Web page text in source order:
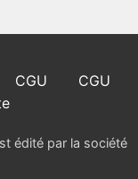
CGU
CGU
édité par la société